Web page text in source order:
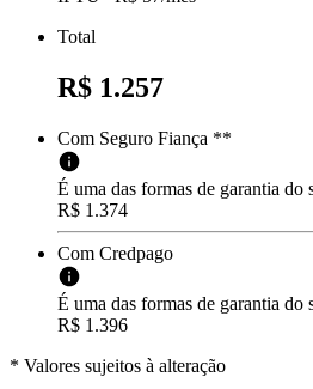
Total
R$ 1.257
Com Seguro Fiança **
É uma das formas de garantia
R$ 1.374
Com Credpago
É uma das formas de garantia
R$ 1.396
* Valores sujeitos à alteração